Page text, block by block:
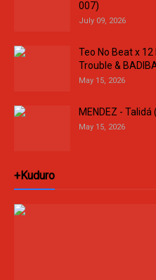
007)
July 09, 2026
Teo No Beat x
Trouble &
May 15, 2026
MENDEZ -
May 15, 2026
+Kuduro